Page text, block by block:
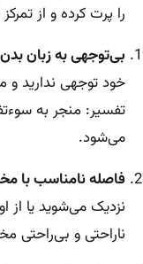
را پرت کرده و از
بی‌توجهی به زبان
خود توجهی ندارید و
تفسیر: منجر به
می‌شود.
فاصله نامناسب با
نزدیک می‌شوید یا از
ناراحتی و بی‌راحتی